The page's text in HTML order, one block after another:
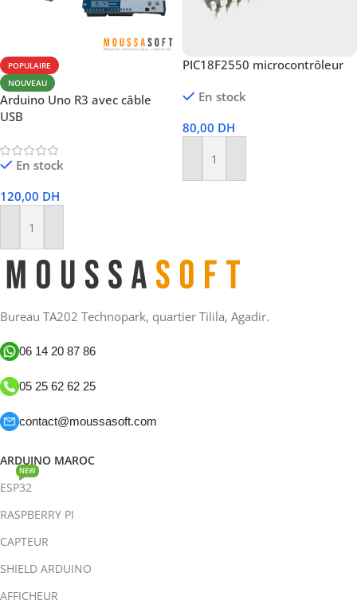
POPULAIRE
NOUVEAU
Arduino Uno R3 avec câble
USB
En stock
120,00 DH
Ajouter Au Panier
PIC18F2550 microcontrôleur
En stock
80,00 DH
Ajouter Au Panier
Bureau TA202 Technopark, quartier Tilila, Agadir.
06 14 20 87 86
05 25 62 62 25
contact@moussasoft.com
ARDUINO MAROC
ESP32
NEW
RASPBERRY PI
CAPTEUR
SHIELD ARDUINO
AFFICHEUR